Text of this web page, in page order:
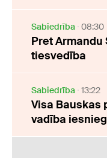
Sabiedrība 08:30
Pret Armandu
tiesvedība
Sabiedrība 13:22
Visa Bauskas
vadība